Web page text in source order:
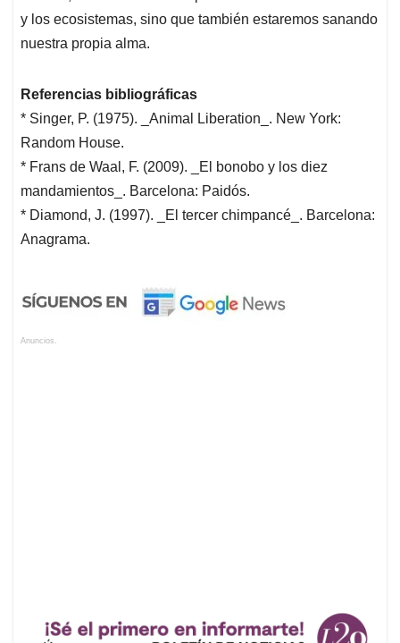
y los ecosistemas, sino que también estaremos sanando
nuestra propia alma.
Referencias bibliográficas
* Singer, P. (1975). _Animal Liberation_. New York:
Random House.
* Frans de Waal, F. (2009). _El bonobo y los diez
mandamientos_. Barcelona: Paidós.
* Diamond, J. (1997). _El tercer chimpancé_. Barcelona:
Anagrama.
Anuncios.